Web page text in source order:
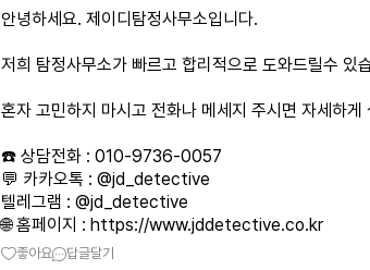
안녕하세요. 제이디탐정사무소입니다.
저희 탐정사무소가 빠르고 합리적으로 도와드릴수 있
혼자 고민하지 마시고 전화나 메세지 주시면 자세하게
☎️ 상담전화 : 010-9736-0057
💬 카카오톡 : @jd_detective
텔레그램 : @jd_detective
🌐 홈페이지 : https://www.jddetective.co.kr
좋아요 답글달기